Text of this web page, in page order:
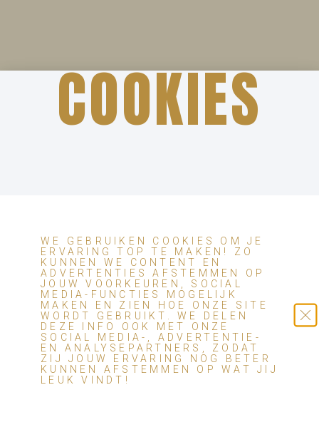
BEZOEKADRES
Galvanistraat
10
OPENINGSTIJDEN
Maandag –
QUICK
LINKS
Op de hoogte
COOKIES
WE GEBRUIKEN COOKIES OM JE
ERVARING TOP TE MAKEN! ZO
KUNNEN WE CONTENT EN
ADVERTENTIES AFSTEMMEN OP
JOUW VOORKEUREN, SOCIAL
MEDIA-FUNCTIES MOGELIJK
MAKEN EN ZIEN HOE ONZE SITE
WORDT GEBRUIKT. WE DELEN
DEZE INFO OOK MET ONZE
SOCIAL MEDIA-, ADVERTENTIE-
EN ANALYSEPARTNERS, ZODAT
ZIJ JOUW ERVARING NOG BETER
KUNNEN AFSTEMMEN OP WAT JIJ
LEUK VINDT!